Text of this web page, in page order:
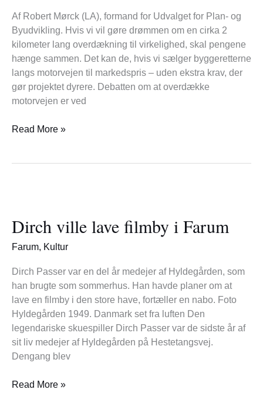
Af Robert Mørck (LA), formand for Udvalget for Plan- og
Byudvikling. Hvis vi vil gøre drømmen om en cirka 2
kilometer lang overdækning til virkelighed, skal pengene
hænge sammen. Det kan de, hvis vi sælger byggeretterne
langs motorvejen til markedspris – uden ekstra krav, der
gør projektet dyrere. Debatten om at overdække
motorvejen er ved
motorvejen
helt
Read More »
Dirch ville lave filmby i Farum
Farum, Kultur
Dirch Passer var en del år medejer af Hyldegården, som
han brugte som sommerhus. Han havde planer om at
lave en filmby i den store have, fortæller en nabo. Foto
Hyldegården 1949. Danmark set fra luften Den
legendariske skuespiller Dirch Passer var de sidste år af
sit liv medejer af Hyldegården på Hestetangsvej.
Dengang blev
lave
filmby
i
Read More »